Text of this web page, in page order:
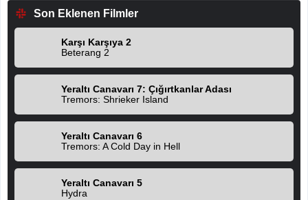
Son Eklenen Filmler
Karşı Karşıya 2
Beterang 2
Yeraltı Canavarı 7: Çığırtkanlar Adası
Tremors: Shrieker Island
Yeraltı Canavarı 6
Tremors: A Cold Day in Hell
Yeraltı Canavarı 5
Hydra